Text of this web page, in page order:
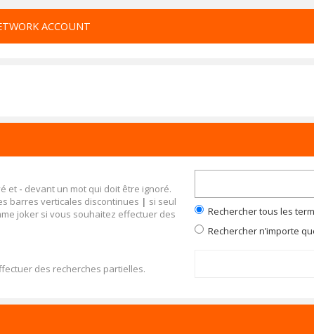
ACCOUNT
et - devant un mot qui doit être ignoré.
barres verticales discontinues | si seul
joker si vous souhaitez effectuer des
Rechercher tous les
Rechercher n’importe
des recherches partielles.